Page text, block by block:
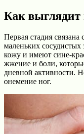
Как выглядит
Первая стадия
маленьких сосудистых
кожу и имеют сине-
жжение и боли,
дневной активности.
онемение ног.